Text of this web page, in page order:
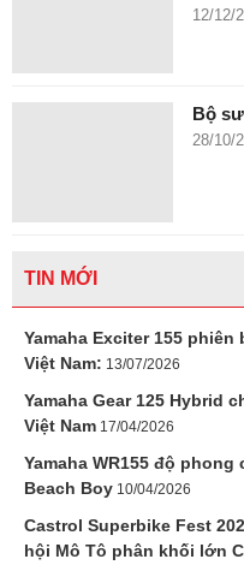
12/12/
Bộ
28/10/
TIN MỚI
Yamaha Exciter 155
Việt Nam: 13/07/2026
Yamaha Gear 125 Hybrid
Việt Nam 17/04/2026
Yamaha WR155 độ
Beach Boy 10/04/2026
Castrol Superbike Fest
hội Mô Tô phân khối lớn